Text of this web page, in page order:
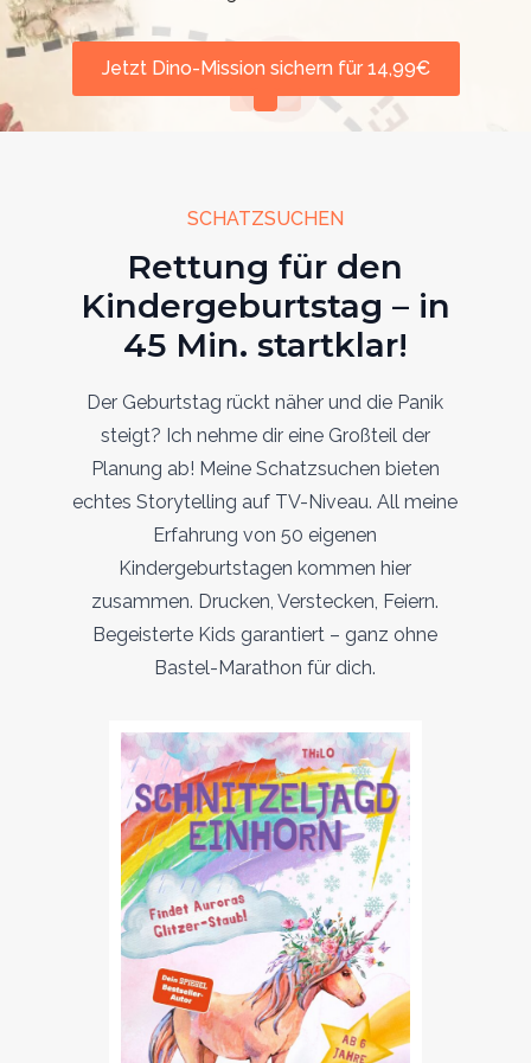
Jetzt Dino-Mission sichern für 14,99€
Fall lösen & Download starten für
12,99€
SCHATZSUCHEN
Rettung für den
Kindergeburtstag – in
45 Min. startklar!
Der Geburtstag rückt näher und die Panik
steigt? Ich nehme dir eine Großteil der
Planung ab! Meine Schatzsuchen bieten
echtes Storytelling auf TV-Niveau. All meine
Erfahrung von 50 eigenen
Kindergeburtstagen kommen hier
zusammen. Drucken, Verstecken, Feiern.
Begeisterte Kids garantiert – ganz ohne
Bastel-Marathon für dich.